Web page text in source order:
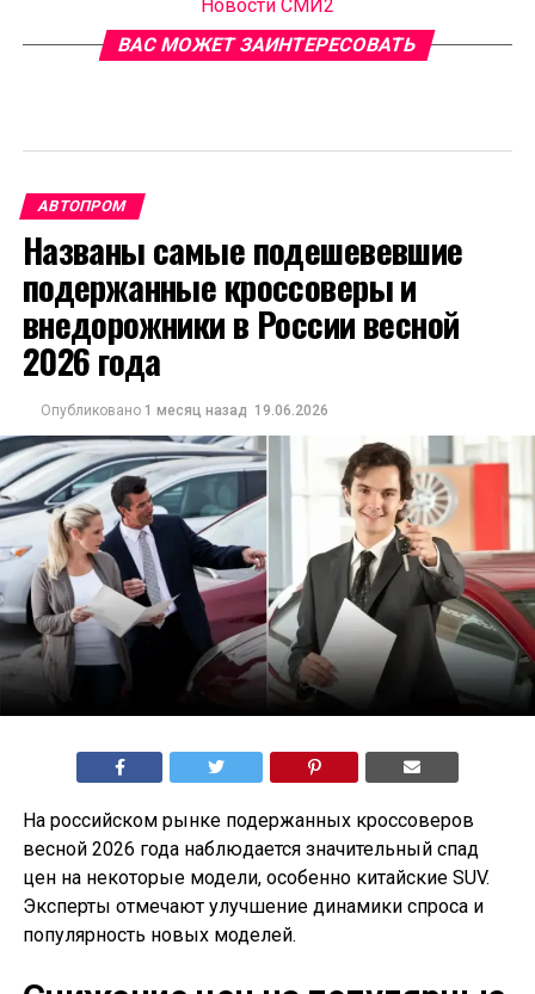
Новости СМИ2
ВАС МОЖЕТ ЗАИНТЕРЕСОВАТЬ
АВТОПРОМ
Названы самые подешевевшие
подержанные кроссоверы и
внедорожники в России весной
2026 года
Опубликовано 1 месяц назад 19.06.2026
На российском рынке подержанных кроссоверов
весной 2026 года наблюдается значительный спад
цен на некоторые модели, особенно китайские SUV.
Эксперты отмечают улучшение динамики спроса и
популярность новых моделей.